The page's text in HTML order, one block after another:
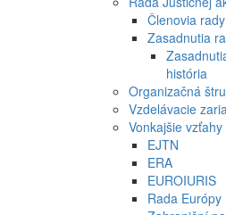
Členovia rady
Zasadnutia
história
Organizačná
Vzdelávacie
Vonkajšie vzťahy
EJTN
ERA
EUROIURIS
Rada Európy